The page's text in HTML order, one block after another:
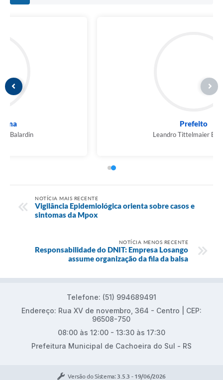
NOTÍCIA MAIS RECENTE
Vigilância Epidemiológica orienta sobre casos e
sintomas da Mpox
NOTÍCIA MENOS RECENTE
Responsabilidade do DNIT: Empresa Losango
assume organização da fila da balsa
Telefone: (51) 994689491
Endereço: Rua XV de novembro, 364 - Centro | CEP:
96508-750
08:00 às 12:00 - 13:30 às 17:30
Prefeitura Municipal de Cachoeira do Sul - RS
Versão do Sistema: 3.5.3 - 19/06/2026